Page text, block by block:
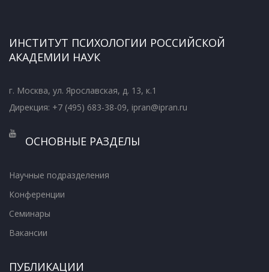
ИНСТИТУТ ПСИХОЛОГИИ РОССИЙСКОЙ
АКАДЕМИИ НАУК
г. Москва, ул. Ярославская, д. 13, к.1
Дирекция: +7 (495) 683-38-09, ipran@ipran.ru
ОСНОВНЫЕ РАЗДЕЛЫ
Научные подразделения
Конференции
Семинары
Вакансии
ПУБЛИКАЦИИ